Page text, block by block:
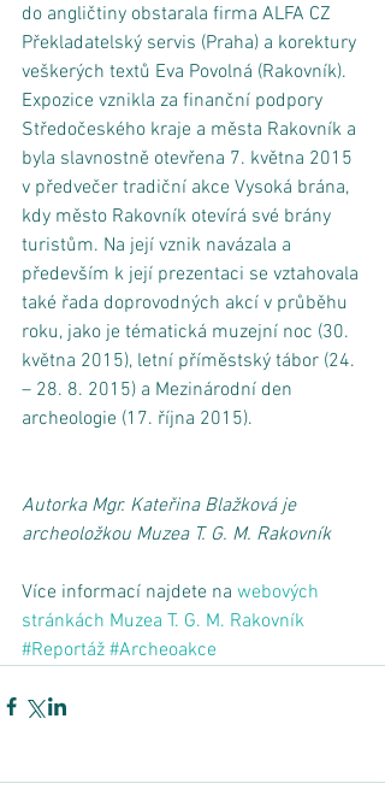
do angličtiny obstarala firma ALFA CZ
Překladatelský servis (Praha) a korektury
veškerých textů Eva Povolná (Rakovník).
Expozice vznikla za finanční podpory
Středočeského kraje a města Rakovník a
byla slavnostně otevřena 7. května 2015
v předvečer tradiční akce Vysoká brána,
kdy město Rakovník otevírá své brány
turistům. Na její vznik navázala a
především k její prezentaci se vztahovala
také řada doprovodných akcí v průběhu
roku, jako je tématická muzejní noc (30.
května 2015), letní příměstský tábor (24.
– 28. 8. 2015) a Mezinárodní den
archeologie (17. října 2015).
Autorka Mgr. Kateřina Blažková je
archeoložkou Muzea T. G. M. Rakovník
Více informací najdete na webových
stránkách Muzea T. G. M. Rakovník
#Reportáž #Archeoakce